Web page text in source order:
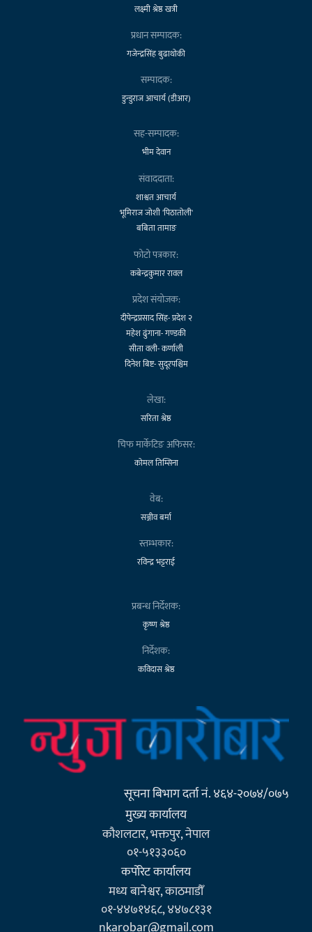
लक्ष्मी श्रेष्ठ खत्री
प्रधान सम्पादक:
गजेन्द्रसिंह बुढाथोकी
सम्पादक:
डुन्डुराज आचार्य (डीआर)
सह-सम्पादक:
भीम देवान
संवाददाता:
शाश्वत आचार्य
भूमिराज जोशी 'पिठातोली'
बबिता तामाङ
फोटो पत्रकार:
कबेन्द्रकुमार रावल
प्रदेश संयोजक:
दीपेन्द्रप्रसाद सिंह- प्रदेश २
महेश ढुंगाना- गण्डकी
सीता वली- कर्णाली
दिनेश बिष्ट- सुदूरपश्चिम
लेखा:
सरिता श्रेष्ठ
चिफ मार्केटिङ अफिसर:
कोमल तिम्सिना
वेब:
सञ्जीव बर्मा
स्तम्भकार:
रविन्द्र भट्टराई
प्रबन्ध निर्देशक:
कृष्ण श्रेष्ठ
निर्देशक:
कविदास श्रेष्ठ
सूचना बिभाग दर्ता नं. ४६४-२०७४/०७५
मुख्य कार्यालय
कौशलटार, भक्तपुर, नेपाल
०१-५१३३०६०
कर्पाेरेट कार्यालय
मध्य बानेश्वर, काठमाडौँ
०१-४४७१४६८, ४४७८१३१
nkarobar@gmail.com